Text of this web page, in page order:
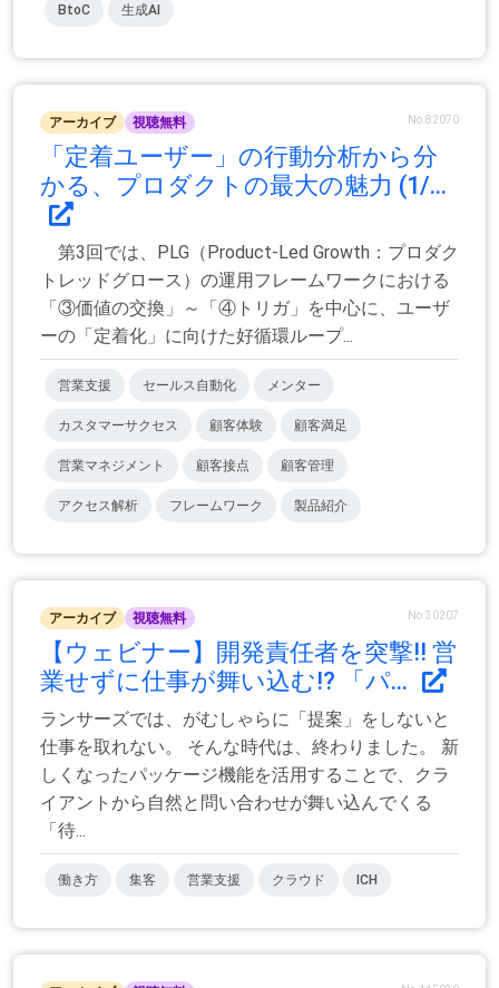
BtoC 生成AI
アーカイブ 視聴無料 No.82070
「定着ユーザー」の行動分析から分
かる、プロダクトの最大の魅力 (1/...
第3回では、PLG（Product-Led Growth：プロダク
トレッドグロース）の運用フレームワークにおける
「③価値の交換」～「④トリガ」を中心に、ユーザ
ーの「定着化」に向けた好循環ループ...
営業支援 セールス自動化 メンター
カスタマーサクセス 顧客体験 顧客満足
営業マネジメント 顧客接点 顧客管理
アクセス解析 フレームワーク 製品紹介
アーカイブ 視聴無料 No.30207
【ウェビナー】開発責任者を突撃!! 営
業せずに仕事が舞い込む!? 「パ...
ランサーズでは、がむしゃらに「提案」をしないと
仕事を取れない。 そんな時代は、終わりました。 新
しくなったパッケージ機能を活用することで、クラ
イアントから自然と問い合わせが舞い込んでくる
「待...
働き方 集客 営業支援 クラウド ICH